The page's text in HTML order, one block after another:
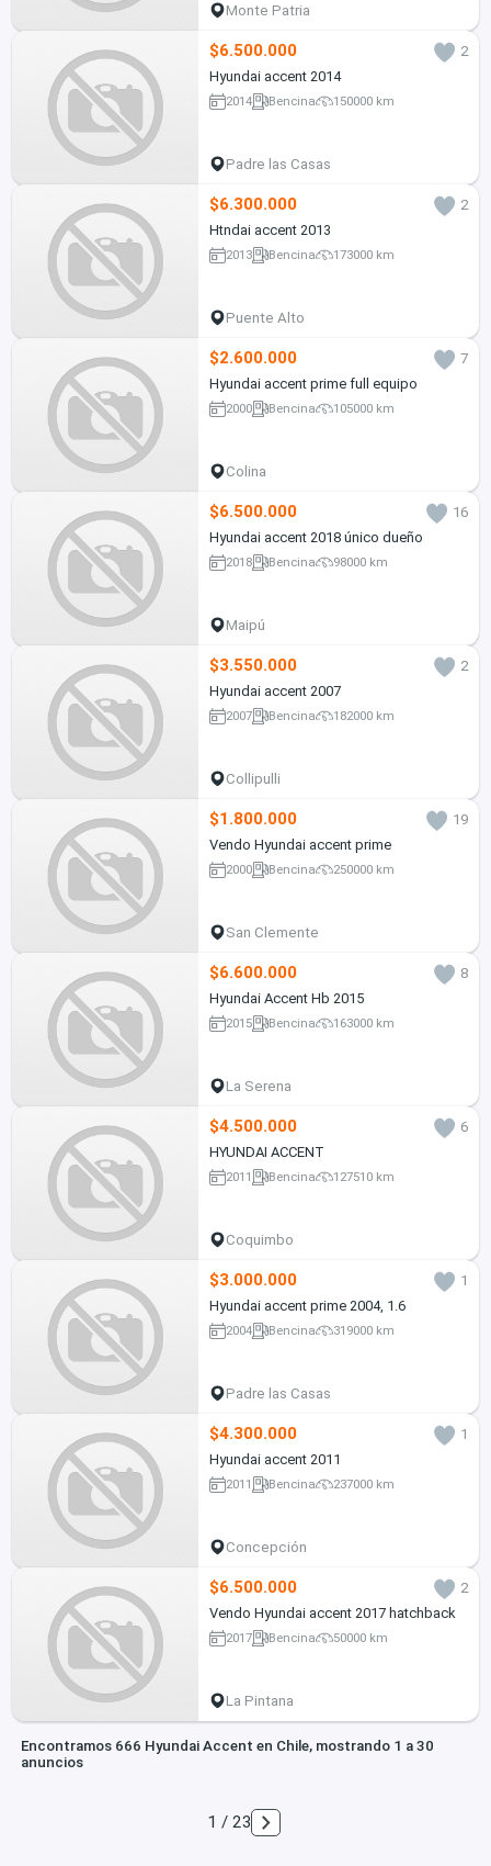
Monte Patria
$6.500.000
2
Hyundai accent 2014
2014 Bencina 150000 km
Padre las Casas
$6.300.000
2
Htndai accent 2013
2013 Bencina 173000 km
Puente Alto
$2.600.000
7
Hyundai accent prime full equipo
2000 Bencina 105000 km
Colina
$6.500.000
16
Hyundai accent 2018 único dueño
2018 Bencina 98000 km
Maipú
$3.550.000
2
Hyundai accent 2007
2007 Bencina 182000 km
Collipulli
$1.800.000
19
Vendo Hyundai accent prime
2000 Bencina 250000 km
San Clemente
$6.600.000
8
Hyundai Accent Hb 2015
2015 Bencina 163000 km
La Serena
$4.500.000
6
HYUNDAI ACCENT
2011 Bencina 127510 km
Coquimbo
$3.000.000
1
Hyundai accent prime 2004, 1.6
2004 Bencina 319000 km
Padre las Casas
$4.300.000
1
Hyundai accent 2011
2011 Bencina 237000 km
Concepción
$6.500.000
2
Vendo Hyundai accent 2017 hatchback
2017 Bencina 50000 km
La Pintana
Encontramos 666 Hyundai Accent en Chile, mostrando 1 a 30
anuncios
1 / 23